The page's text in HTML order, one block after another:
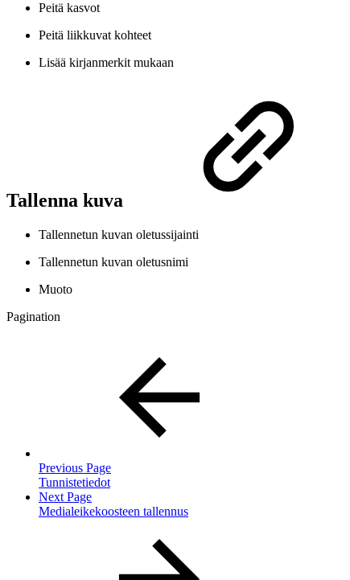
Peitä kasvot
Peitä liikkuvat kohteet
Lisää kirjanmerkit mukaan
Tallenna kuva
Tallennetun kuvan oletussijainti
Tallennetun kuvan oletusnimi
Muoto
Pagination
Previous Page
Tunnistetiedot
Next Page
Medialeikekoosteen tallennus